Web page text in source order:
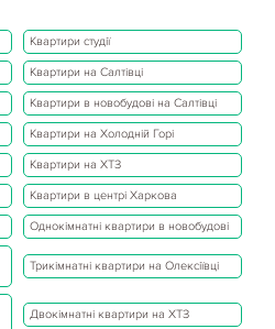
Квартири студії
Квартири на Салтівці
Квартири в новобудові на Салтівці
Квартири на Холодній Горі
Квартири на ХТЗ
Квартири в центрі Харкова
Однокімнатні квартири в новобудові
Трикімнатні квартири на Олексіївці
Двокімнатні квартири на ХТЗ